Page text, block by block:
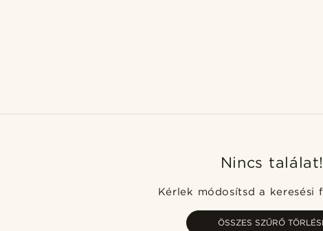
Nincs találat!
Kérlek módosítsd a keresési
ÖSSZES SZŰRŐ